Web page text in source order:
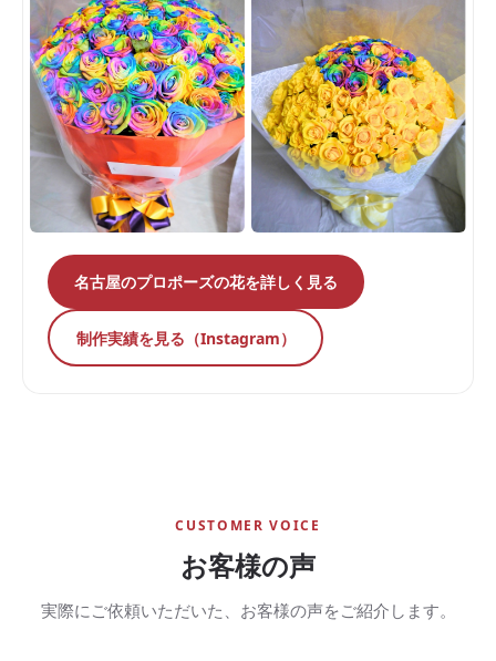
名古屋のプロポーズの花を詳しく見る
制作実績を見る（Instagram）
CUSTOMER VOICE
お客様の声
実際にご依頼いただいた、お客様の声をご紹介します。